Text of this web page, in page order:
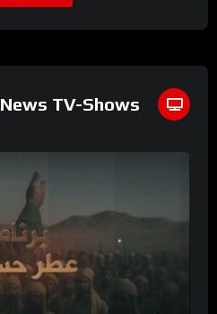
News TV-Shows